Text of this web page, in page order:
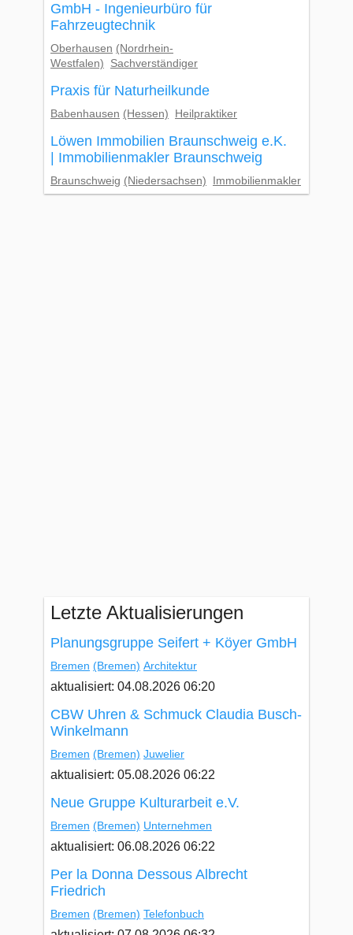
GmbH - Ingenieurbüro für
Fahrzeugtechnik
Oberhausen (Nordrhein-
Westfalen)
Sachverständiger
Praxis für Naturheilkunde
Babenhausen (Hessen) Heilpraktiker
Löwen Immobilien Braunschweig e.K.
| Immobilienmakler Braunschweig
Braunschweig (Niedersachsen) Immobilienmakler
Letzte Aktualisierungen
Planungsgruppe Seifert + Köyer GmbH
Bremen (Bremen) Architektur
aktualisiert: 04.08.2026 06:20
CBW Uhren & Schmuck Claudia Busch-
Winkelmann
Bremen (Bremen) Juwelier
aktualisiert: 05.08.2026 06:22
Neue Gruppe Kulturarbeit e.V.
Bremen (Bremen) Unternehmen
aktualisiert: 06.08.2026 06:22
Per la Donna Dessous Albrecht
Friedrich
Bremen (Bremen) Telefonbuch